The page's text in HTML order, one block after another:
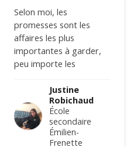
Selon moi, les
promesses sont les
affaires les plus
importantes à garder,
peu importe les
même si la promesse
est petite telle…
Justine
Robichaud
École
secondaire
Émilien-
Frenette